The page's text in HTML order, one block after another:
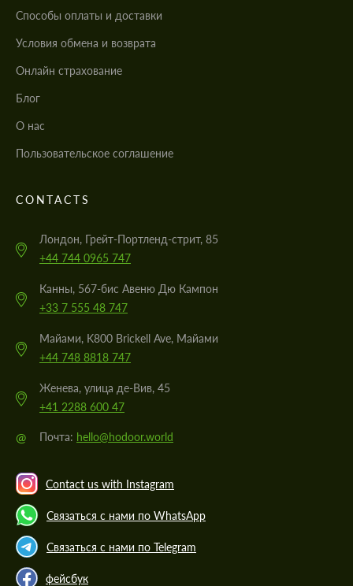
Cпособы оплаты и доставки
Условия обмена и возврата
Онлайн страхование
Блог
О нас
Пользовательское соглашение
CONTACTS
Лондон, Грейт-Портленд-стрит, 85
+44 744 0965 747
Канны, 567-бис Авеню Дю Кампон
+33 7 555 48 747
Майами, K800 Brickell Ave, Майами
+44 748 8818 747
Женева, улица де-Вив, 45
+41 2288 600 47
@ Почта: hello@hodoor.world
Contact us with Instagram
Связаться с нами по WhatsApp
Связаться с нами по Telegram
фейсбук